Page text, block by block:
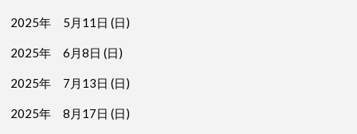
2025年 5月11日 (日)
2025年 6月8日 (日)
2025年 7月13日 (日)
2025年 8月17日 (日)